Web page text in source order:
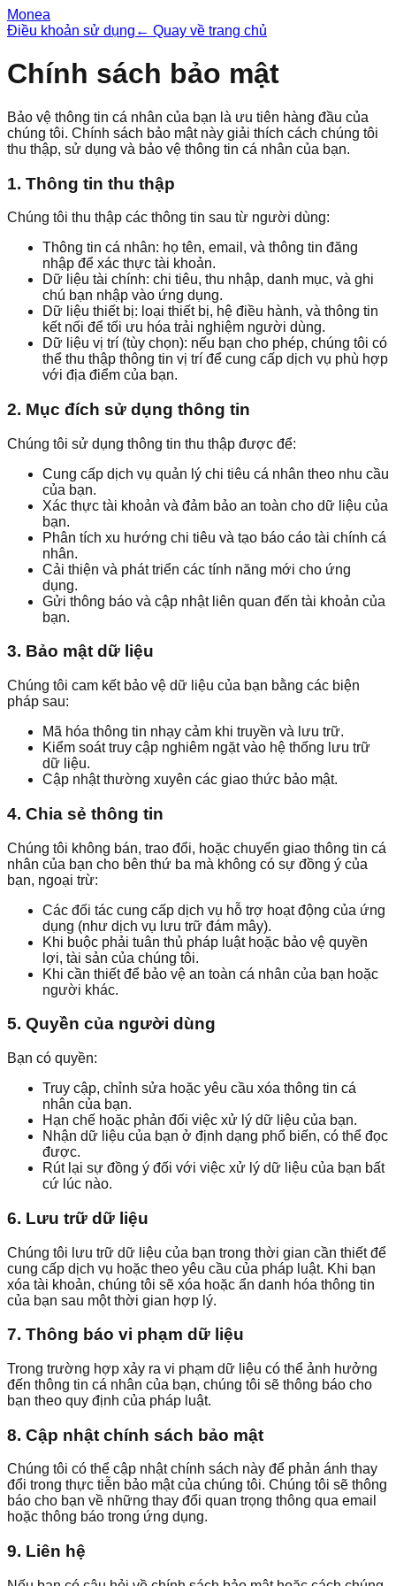
Monea
Điều khoản sử dụng ← Quay về trang chủ
Chính sách bảo mật
Bảo vệ thông tin cá nhân của bạn là ưu tiên hàng đầu của
chúng tôi. Chính sách bảo mật này giải thích cách chúng tôi
thu thập, sử dụng và bảo vệ thông tin cá nhân của bạn.
1. Thông tin thu thập
Chúng tôi thu thập các thông tin sau từ người dùng:
Thông tin cá nhân: họ tên, email, và thông tin đăng
nhập để xác thực tài khoản.
Dữ liệu tài chính: chi tiêu, thu nhập, danh mục, và ghi
chú bạn nhập vào ứng dụng.
Dữ liệu thiết bị: loại thiết bị, hệ điều hành, và thông tin
kết nối để tối ưu hóa trải nghiệm người dùng.
Dữ liệu vị trí (tùy chọn): nếu bạn cho phép, chúng tôi có
thể thu thập thông tin vị trí để cung cấp dịch vụ phù hợp
với địa điểm của bạn.
2. Mục đích sử dụng thông tin
Chúng tôi sử dụng thông tin thu thập được để:
Cung cấp dịch vụ quản lý chi tiêu cá nhân theo nhu cầu
của bạn.
Xác thực tài khoản và đảm bảo an toàn cho dữ liệu của
bạn.
Phân tích xu hướng chi tiêu và tạo báo cáo tài chính cá
nhân.
Cải thiện và phát triển các tính năng mới cho ứng
dụng.
Gửi thông báo và cập nhật liên quan đến tài khoản của
bạn.
3. Bảo mật dữ liệu
Chúng tôi cam kết bảo vệ dữ liệu của bạn bằng các biện
pháp sau:
Mã hóa thông tin nhạy cảm khi truyền và lưu trữ.
Kiểm soát truy cập nghiêm ngặt vào hệ thống lưu trữ
dữ liệu.
Cập nhật thường xuyên các giao thức bảo mật.
4. Chia sẻ thông tin
Chúng tôi không bán, trao đổi, hoặc chuyển giao thông tin cá
nhân của bạn cho bên thứ ba mà không có sự đồng ý của
bạn, ngoại trừ:
Các đối tác cung cấp dịch vụ hỗ trợ hoạt động của ứng
dụng (như dịch vụ lưu trữ đám mây).
Khi buộc phải tuân thủ pháp luật hoặc bảo vệ quyền
lợi, tài sản của chúng tôi.
Khi cần thiết để bảo vệ an toàn cá nhân của bạn hoặc
người khác.
5. Quyền của người dùng
Bạn có quyền:
Truy cập, chỉnh sửa hoặc yêu cầu xóa thông tin cá
nhân của bạn.
Hạn chế hoặc phản đối việc xử lý dữ liệu của bạn.
Nhận dữ liệu của bạn ở định dạng phổ biến, có thể đọc
được.
Rút lại sự đồng ý đối với việc xử lý dữ liệu của bạn bất
cứ lúc nào.
6. Lưu trữ dữ liệu
Chúng tôi lưu trữ dữ liệu của bạn trong thời gian cần thiết để
cung cấp dịch vụ hoặc theo yêu cầu của pháp luật. Khi bạn
xóa tài khoản, chúng tôi sẽ xóa hoặc ẩn danh hóa thông tin
của bạn sau một thời gian hợp lý.
7. Thông báo vi phạm dữ liệu
Trong trường hợp xảy ra vi phạm dữ liệu có thể ảnh hưởng
đến thông tin cá nhân của bạn, chúng tôi sẽ thông báo cho
bạn theo quy định của pháp luật.
8. Cập nhật chính sách bảo mật
Chúng tôi có thể cập nhật chính sách này để phản ánh thay
đổi trong thực tiễn bảo mật của chúng tôi. Chúng tôi sẽ thông
báo cho bạn về những thay đổi quan trọng thông qua email
hoặc thông báo trong ứng dụng.
9. Liên hệ